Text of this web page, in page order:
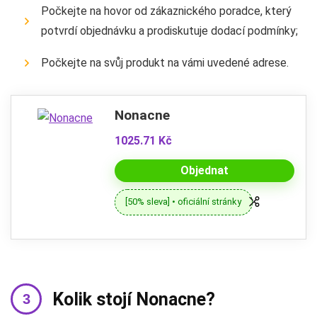
Počkejte na hovor od zákaznického poradce, který
potvrdí objednávku a prodiskutuje dodací podmínky;
Počkejte na svůj produkt na vámi uvedené adrese.
Nonacne
1025.71 Kč
Objednat
[50% sleva] • oficiální stránky
Kolik stojí Nonacne?